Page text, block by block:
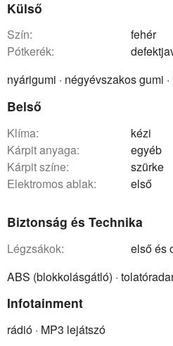
Külső
szín:
fehér
pótkerék:
nyárigumi · négyévszakos gumi
Belső
klíma:
kézi
kárpit anyaga:
egyéb
kárpit színe:
szürke
elektromos ablak:
első
Biztonság és Technika
légzsákok:
első és
ABS (blokkolásgátló) ·
Infotainment
rádió · MP3 lejátszó